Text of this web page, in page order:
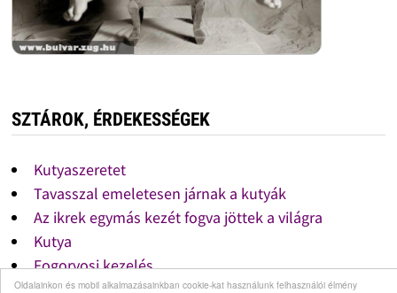
Oldalainkon és mobil alkalmazásainkban cookie-kat használunk felhasználói élmény
SZTÁROK, ÉRDEKESSÉGEK
Kutyaszeretet
Tavasszal emeletesen járnak a kutyák
Az ikrek egymás kezét fogva jöttek a világra
Kutya
Fogorvosi kezelés
Tattoo, Minnie mouse